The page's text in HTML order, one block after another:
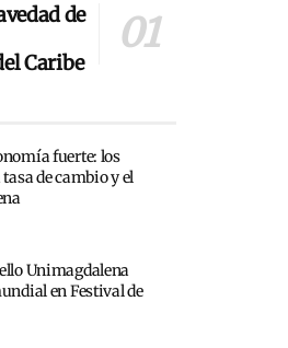
de
Caribe
fuerte: los
de cambio y el
Unimagdalena
en Festival de